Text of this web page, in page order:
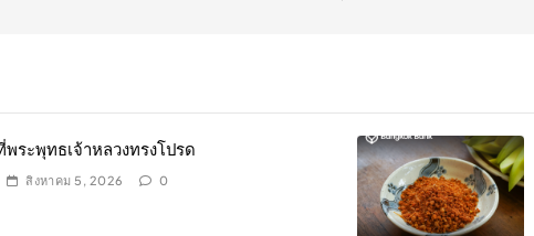
พระพุทธเจ้าหลวงทรงโปรด
สิงหาคม 5, 2026 0